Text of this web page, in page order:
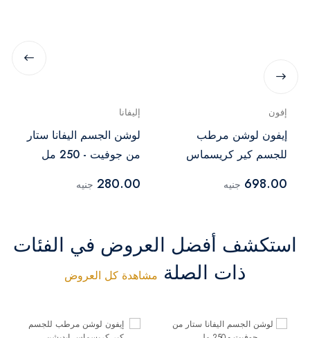
إفون
إيفون لوشن مرطب
للجسم كير كريسماس
مل
698.00 جنيه
إليفانا
لوشن الجسم اليفانا ستار
من جوفيت - 250 مل
280.00 جنيه
استكشف أفضل العروض في الفئات
ذات الصلة مشاهدة كل العروض